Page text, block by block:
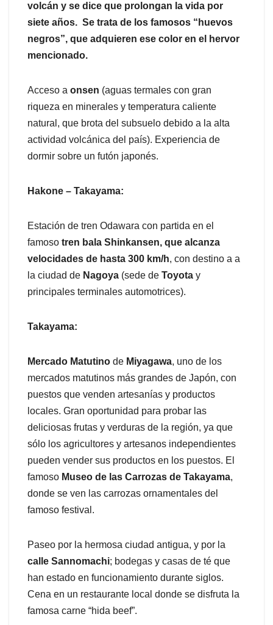
volcán y se dice que prolongan la vida por
siete años. Se trata de los famosos “huevos
negros”, que adquieren ese color en el hervor
mencionado.
Acceso a onsen (aguas termales con gran
riqueza en minerales y temperatura caliente
natural, que brota del subsuelo debido a la alta
actividad volcánica del país). Experiencia de
dormir sobre un futón japonés.
Hakone – Takayama:
Estación de tren Odawara con partida en el
famoso tren bala Shinkansen, que alcanza
velocidades de hasta 300 km/h, con destino a a
la ciudad de Nagoya (sede de Toyota y
principales terminales automotrices).
Takayama:
Mercado Matutino de Miyagawa, uno de los
mercados matutinos más grandes de Japón, con
puestos que venden artesanías y productos
locales. Gran oportunidad para probar las
deliciosas frutas y verduras de la región, ya que
sólo los agricultores y artesanos independientes
pueden vender sus productos en los puestos. El
famoso Museo de las Carrozas de Takayama,
donde se ven las carrozas ornamentales del
famoso festival.
Paseo por la hermosa ciudad antigua, y por la
calle Sannomachi; bodegas y casas de té que
han estado en funcionamiento durante siglos.
Cena en un restaurante local donde se disfruta la
famosa carne “hida beef”.